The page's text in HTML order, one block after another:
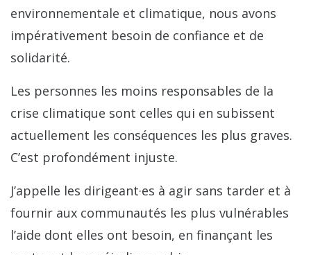
environnementale et climatique, nous avons
impérativement besoin de confiance et de
solidarité.
Les personnes les moins responsables de la
crise climatique sont celles qui en subissent
actuellement les conséquences les plus graves.
C’est profondément injuste.
J’appelle les dirigeant·es à agir sans tarder et à
fournir aux communautés les plus vulnérables
l’aide dont elles ont besoin, en finançant les